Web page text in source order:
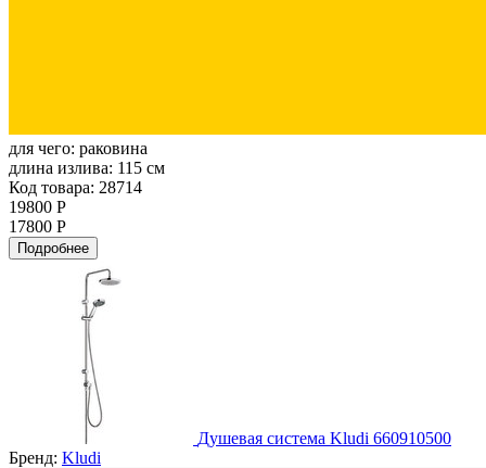
для чего: раковина
длина излива: 115 см
Код товара: 28714
19800 Р
17800 Р
Подробнее
Душевая система Kludi 660910500
Бренд: Kludi